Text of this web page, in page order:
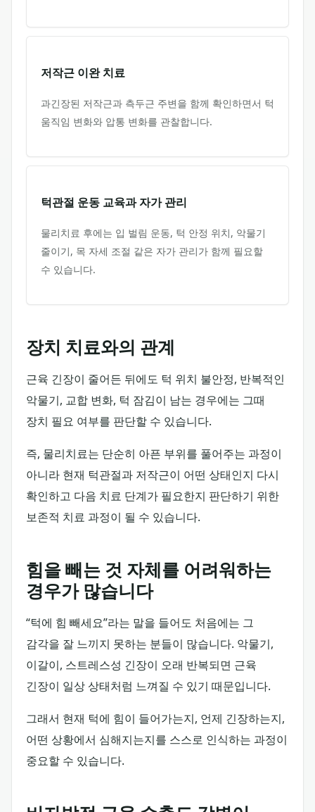
저작근 이완 치료
과긴장된 저작근과 측두근 주변을 함께 확인하면서 턱
움직임 변화와 압통 변화를 관찰합니다.
턱관절 운동 교육과 자가 관리
물리치료 후에는 입 벌림 운동, 턱 안정 위치, 악물기
줄이기, 목 자세 조절 같은 자가 관리가 함께 필요할
수 있습니다.
장치 치료와의 관계
근육 긴장이 줄어든 뒤에도 턱 위치 불안정, 반복적인
악물기, 교합 변화, 턱 잠김이 남는 경우에는 그때
장치 필요 여부를 판단할 수 있습니다.
즉, 물리치료는 단순히 아픈 부위를 풀어주는 과정이
아니라 현재 턱관절과 저작근이 어떤 상태인지 다시
확인하고 다음 치료 단계가 필요한지 판단하기 위한
보존적 치료 과정이 될 수 있습니다.
힘을 빼는 것 자체를 어려워하는
경우가 많습니다
“턱에 힘 빼세요”라는 말을 들어도 처음에는 그
감각을 잘 느끼지 못하는 분들이 많습니다. 악물기,
이갈이, 스트레스성 긴장이 오래 반복되면 근육
긴장이 일상 상태처럼 느껴질 수 있기 때문입니다.
그래서 현재 턱에 힘이 들어가는지, 언제 긴장하는지,
어떤 상황에서 심해지는지를 스스로 인식하는 과정이
중요할 수 있습니다.